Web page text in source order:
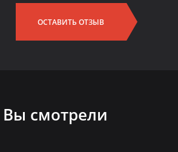
ОСТАВИТЬ ОТЗЫВ
Вы смотрели